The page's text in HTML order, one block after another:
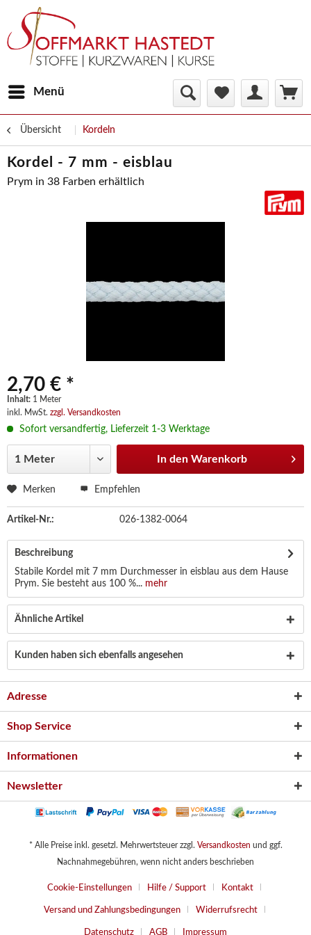
Menü
Übersicht Kordeln
Kordel - 7 mm - eisblau
Prym in 38 Farben erhältlich
2,70 € *
Inhalt: 1 Meter
inkl. MwSt. zzgl. Versandkosten
Sofort versandfertig, Lieferzeit 1-3 Werktage
In den Warenkorb
Merken Empfehlen
Artikel-Nr.: 026-1382-0064
Beschreibung
Stabile Kordel mit 7 mm Durchmesser in eisblau aus dem Hause
Prym. Sie besteht aus 100 %... mehr
Ähnliche Artikel
Kunden haben sich ebenfalls angesehen
Adresse
Shop Service
Informationen
Newsletter
* Alle Preise inkl. gesetzl. Mehrwertsteuer zzgl. Versandkosten und ggf.
Nachnahmegebühren, wenn nicht anders beschrieben
Cookie-Einstellungen Hilfe / Support Kontakt
Versand und Zahlungsbedingungen Widerrufsrecht
Datenschutz AGB Impressum